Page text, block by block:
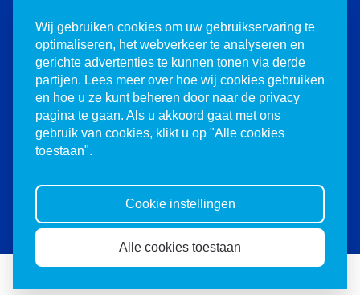
Word een Christen voor
Israël
rechten voorbehouden.
Website door
Wij gebruiken cookies om uw gebruikservaring te
optimaliseren, het webverkeer te analyseren en
gerichte advertenties te kunnen tonen via derde
partijen. Lees meer over hoe wij cookies gebruiken
en hoe u ze kunt beheren door naar de privacy
pagina te gaan. Als u akkoord gaat met ons
gebruik van cookies, klikt u op "Alle cookies
toestaan".
Cookie instellingen
Alle cookies toestaan